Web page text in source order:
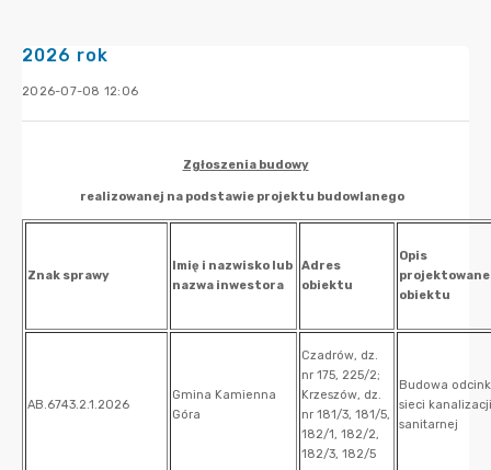
2026 rok
2026-07-08 12:06